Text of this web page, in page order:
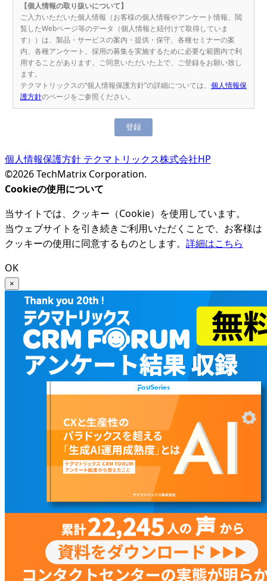
【個人情報の取り扱いについて】
ご入力いただいた個人情報（お客様の個人情報やアンケート情報、閲
覧したWebページ等のデータ（個人情報と紐付けて取得していま
す））は、製品・サービスの案内・提供・保守、各種セミナーの案
内、各種アンケート、採用の募集を実施するために必要な範囲内で利
用することがあります。ご同意いただいた上で、ご登録をお願い致し
ます。
テクマトリックスの“個人情報保護方針”の詳細については、 個人情報保
護方針のページをご参照ください。
個人情報保護方針 テクマトリックス株式会社HP
©2026 TechMatrix Corporation.
Cookieの使用について
当サイトでは、クッキー（Cookie）を使用しています。
当ウェブサイトを引き続きご利用いただくことで、お客様は
クッキーの使用に同意するものとします。 詳細はこちら
OK
×